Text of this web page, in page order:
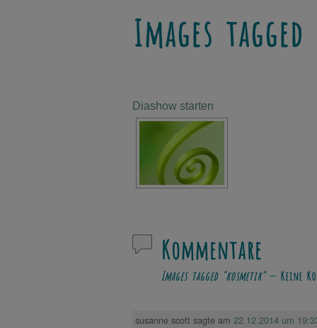
Images
Diashow starten
Kommentare
Images tagged "kosmetik"— Keine
susanne scott sagte am 22.12.2014 um